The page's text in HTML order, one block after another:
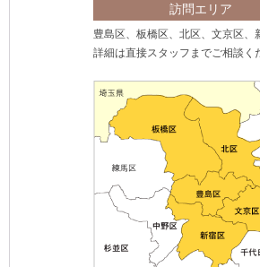
訪問エリア
豊島区、板橋区、北区、文京区、
詳細は直接スタッフまでご相談く